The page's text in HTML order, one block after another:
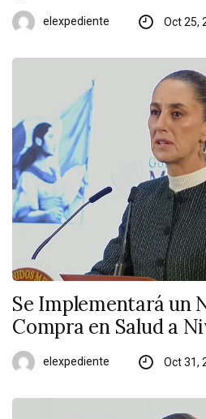
elexpediente Oct 25,
Se Implementará un
Compra en Salud a
elexpediente Oct 31,